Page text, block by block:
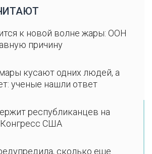
к новой волне жары: ООН
причину
кусают одних людей, а
ученые нашли ответ
республиканцев на
США
сколько еще